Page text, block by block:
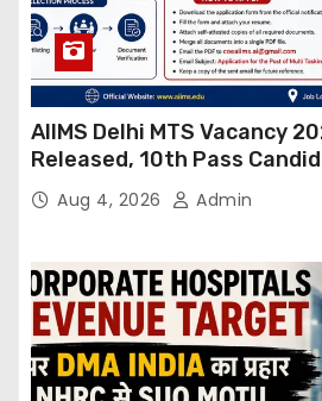
AIIMS Delhi MTS Vacancy
Released, 10th Pass
Through Email
Aug 4, 2026 Admin